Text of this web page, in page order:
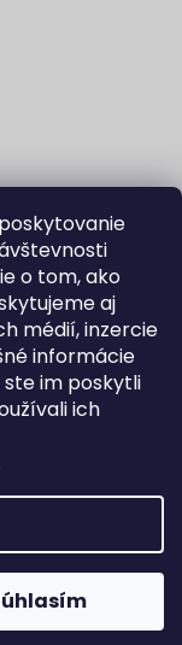
o tom, ako
aj
médií, inzercie
informácie
im poskytli
ich
. Všetky práva
cookies